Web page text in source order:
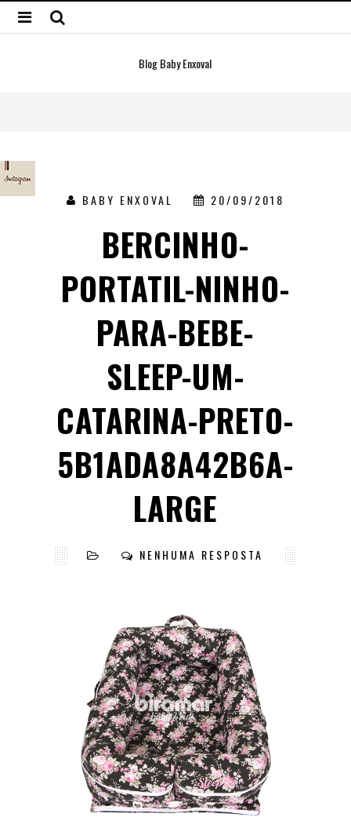
Blog Baby Enxoval
BABY ENXOVAL 20/09/2018
BERCINHO-
PORTATIL-NINHO-
PARA-BEBE-
SLEEP-UM-
CATARINA-PRETO-
5B1ADA8A42B6A-
LARGE
NENHUMA RESPOSTA